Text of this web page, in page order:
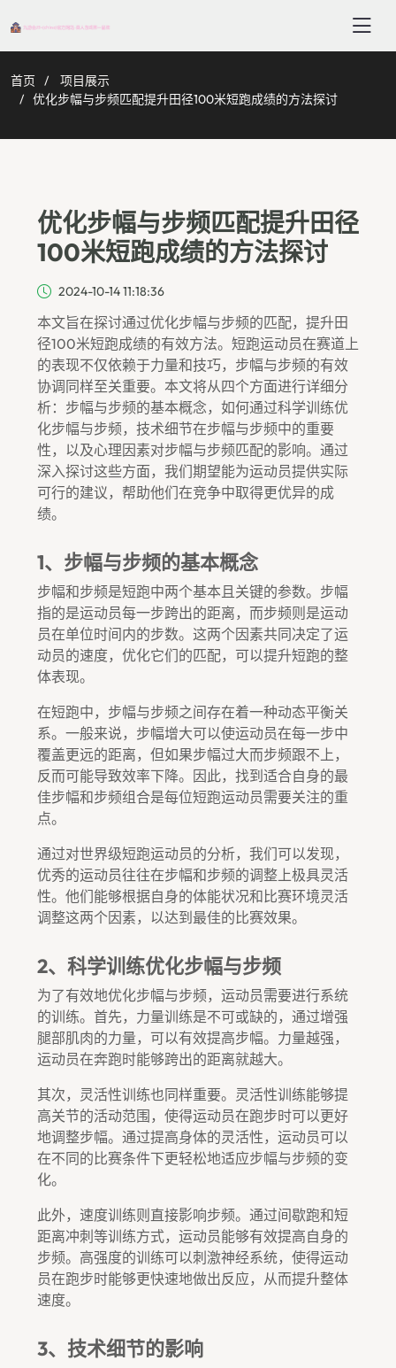
首页
项目展示
优化步幅与步频匹配提升田径100米短跑成绩的方法探讨
优化步幅与步频匹配提升田径
100米短跑成绩的方法探讨
2024-10-14 11:18:36
本文旨在探讨通过优化步幅与步频的匹配，提升田
径100米短跑成绩的有效方法。短跑运动员在赛道上
的表现不仅依赖于力量和技巧，步幅与步频的有效
协调同样至关重要。本文将从四个方面进行详细分
析：步幅与步频的基本概念，如何通过科学训练优
化步幅与步频，技术细节在步幅与步频中的重要
性，以及心理因素对步幅与步频匹配的影响。通过
深入探讨这些方面，我们期望能为运动员提供实际
可行的建议，帮助他们在竞争中取得更优异的成
绩。
1、步幅与步频的基本概念
步幅和步频是短跑中两个基本且关键的参数。步幅
指的是运动员每一步跨出的距离，而步频则是运动
员在单位时间内的步数。这两个因素共同决定了运
动员的速度，优化它们的匹配，可以提升短跑的整
体表现。
在短跑中，步幅与步频之间存在着一种动态平衡关
系。一般来说，步幅增大可以使运动员在每一步中
覆盖更远的距离，但如果步幅过大而步频跟不上，
反而可能导致效率下降。因此，找到适合自身的最
佳步幅和步频组合是每位短跑运动员需要关注的重
点。
通过对世界级短跑运动员的分析，我们可以发现，
优秀的运动员往往在步幅和步频的调整上极具灵活
性。他们能够根据自身的体能状况和比赛环境灵活
调整这两个因素，以达到最佳的比赛效果。
2、科学训练优化步幅与步频
为了有效地优化步幅与步频，运动员需要进行系统
的训练。首先，力量训练是不可或缺的，通过增强
腿部肌肉的力量，可以有效提高步幅。力量越强，
运动员在奔跑时能够跨出的距离就越大。
其次，灵活性训练也同样重要。灵活性训练能够提
高关节的活动范围，使得运动员在跑步时可以更好
地调整步幅。通过提高身体的灵活性，运动员可以
在不同的比赛条件下更轻松地适应步幅与步频的变
化。
此外，速度训练则直接影响步频。通过间歇跑和短
距离冲刺等训练方式，运动员能够有效提高自身的
步频。高强度的训练可以刺激神经系统，使得运动
员在跑步时能够更快速地做出反应，从而提升整体
速度。
3、技术细节的影响